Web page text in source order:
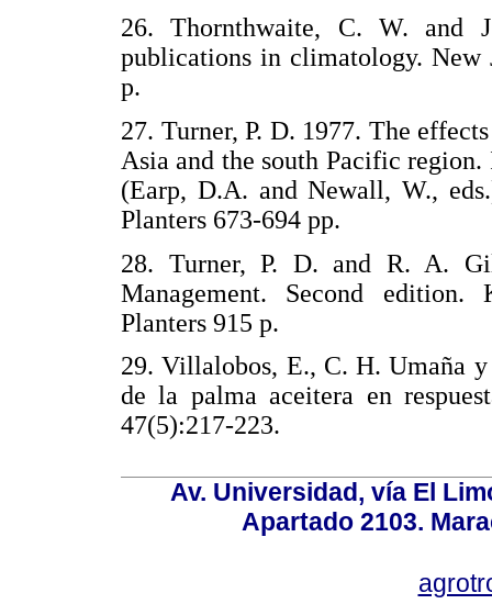
26. Thornthwaite, C. W. and
publications in climatology. New
p.
27. Turner, P. D. 1977. The
Asia and the south Pacific
(Earp, D.A. and Newall, W.,
Planters 673-694 pp.
28. Turner, P. D. and R. A.
Management. Second
Planters 915 p.
29. Villalobos, E., C. H. Umaña
de la palma aceitera en
47(5):217-223.
Av. Universidad, vía El
Apartado 2103.